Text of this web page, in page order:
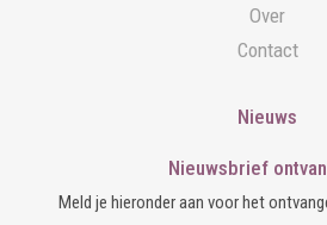
Over
Contact
Nieuws
Nieuwsbrief
Meld je hieronder aan voor het